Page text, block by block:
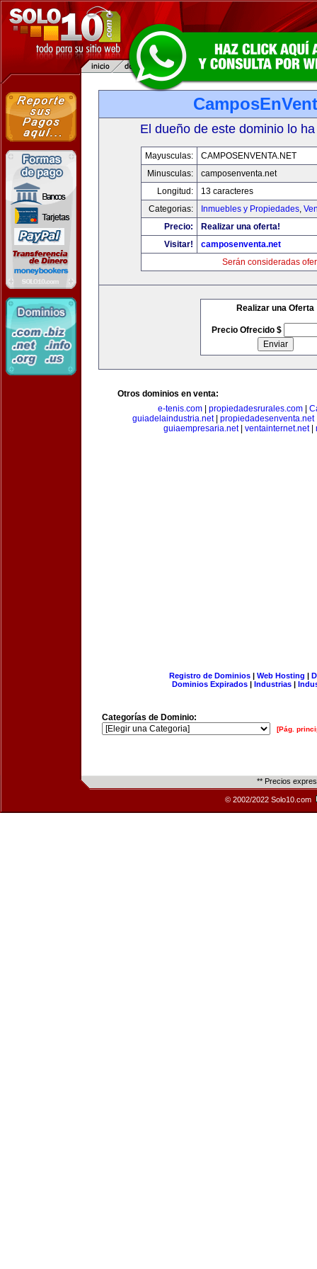
El dueño de este dominio lo
Mayusculas:
CAMPOSENVENTA.NET
Minusculas:
camposenventa.net
Longitud:
13 caracteres
Categorias:
Inmuebles y Propiedades,
Precio:
Realizar una oferta!
Visitar!
camposenventa.net
Serán consideradas
Realizar una Oferta
Precio Ofrecido $
Otros dominios en venta:
e-tenis.com
propiedadesrurales.com
guiadelaindustria.net propiedadesenventa.net
guiaempresaria.net| ventainternet.net|
Registro de Dominios| Web Hosting |
Dominios Expirados | Industrias |
Categorías de Dominio:
[Pág.
** Precios
© 2002/2022 Solo10.com